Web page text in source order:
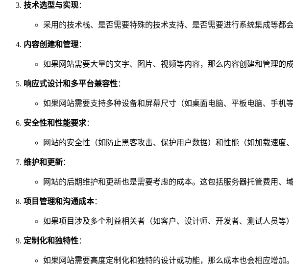
技术选型与实现：
采用的技术栈、是否需要特殊的技术支持、是否需要进行系统集成等都
内容创建和管理：
如果网站需要大量的文字、图片、视频等内容，那么内容创建和管理的
响应式设计和多平台兼容性：
如果网站需要支持多种设备和屏幕尺寸（如桌面电脑、平板电脑、手机
安全性和性能要求：
网站的安全性（如防止黑客攻击、保护用户数据）和性能（如加载速度
维护和更新：
网站的后期维护和更新也是需要考虑的成本。这包括服务器托管费用、
项目管理和沟通成本：
如果项目涉及多个利益相关者（如客户、设计师、开发者、测试人员等
定制化和独特性：
如果网站需要高度定制化和独特的设计或功能，那么成本也会相应增加